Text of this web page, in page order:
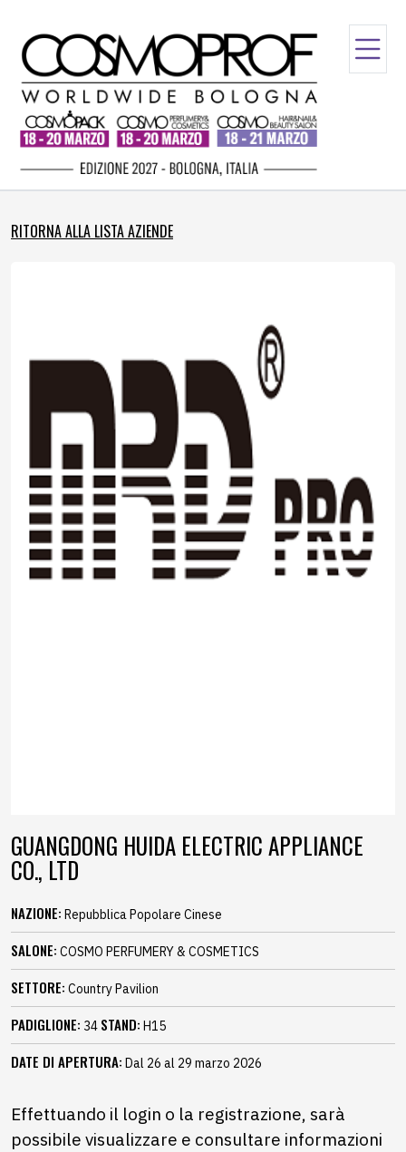
RITORNA ALLA LISTA AZIENDE
GUANGDONG HUIDA ELECTRIC APPLIANCE
CO., LTD
NAZIONE: Repubblica Popolare Cinese
SALONE: COSMO PERFUMERY & COSMETICS
SETTORE: Country Pavilion
PADIGLIONE: 34 STAND: H15
DATE DI APERTURA: Dal 26 al 29 marzo 2026
Effettuando il login o la registrazione, sarà
possibile visualizzare e consultare informazioni